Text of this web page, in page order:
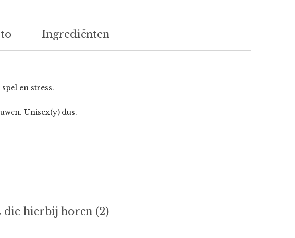
Ingrediënten
en stress.
Unisex(y) dus.
die hierbij horen (2)